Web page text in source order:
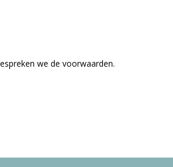
we de voorwaarden.